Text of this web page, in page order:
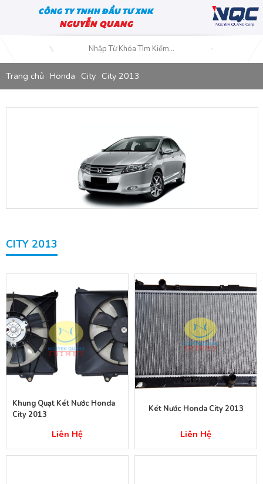
CÔNG TY TNHH ĐẦU TƯ XNK
NGUYỄN QUANG
Trang chủ Honda City City 2013
CITY 2013
Khung Quạt Két Nước Honda
City 2013
Liên Hệ
Két Nước Honda City 2013
Liên Hệ